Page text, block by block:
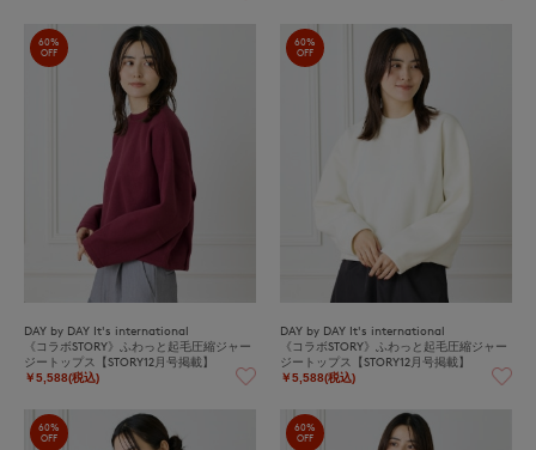
60%
OFF
DAY by DAY It's international
《コラボSTORY》ふわっと起毛圧縮ジャー
ジートップス【STORY12月号掲載】
￥5,588(税込)
60%
OFF
DAY by DAY It's international
《コラボSTORY》ふわっと起毛圧縮ジャー
ジートップス【STORY12月号掲載】
￥5,588(税込)
60%
OFF
60%
OFF